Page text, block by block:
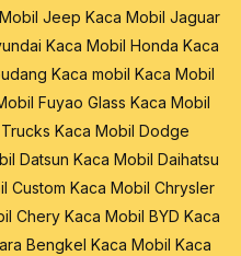
Jeep Kaca Mobil Jaguar
Kaca Mobil Honda Kaca
Kaca mobil Kaca Mobil
Fuyao Glass Kaca Mobil
Kaca Mobil Dodge
Datsun Kaca Mobil Daihatsu
Custom Kaca Mobil Chrysler
Chery Kaca Mobil BYD Kaca
Bengkel Kaca Mobil Kaca